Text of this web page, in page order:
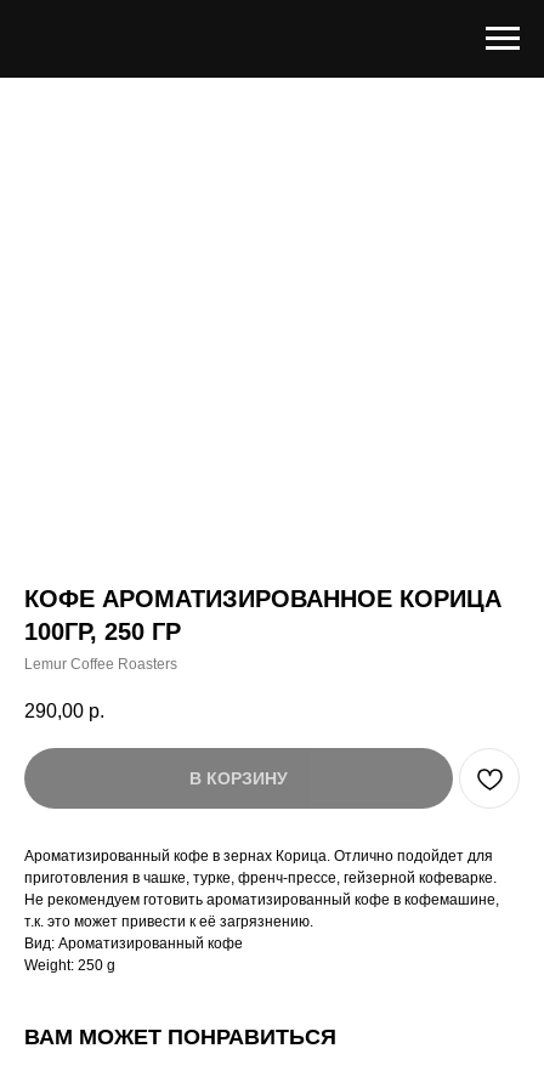
КОФЕ АРОМАТИЗИРОВАННОЕ КОРИЦА
100ГР, 250 ГР
Lemur Coffee Roasters
290,00 р.
В КОРЗИНУ
Ароматизированный кофе в зернах Корица. Отлично подойдет для
приготовления в чашке, турке, френч-прессе, гейзерной кофеварке.
Не рекомендуем готовить ароматизированный кофе в кофемашине,
т.к. это может привести к её загрязнению.
Вид: Ароматизированный кофе
Weight: 250 g
ВАМ МОЖЕТ ПОНРАВИТЬСЯ